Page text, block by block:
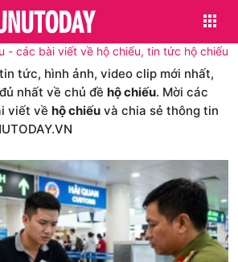
- các bài viết về hộ chiếu, tin tức hộ chiếu
tức, hình ảnh, video clip mới nhất,
nhất về chủ đề hộ chiếu. Mời các
viết về hộ chiếu và chia sẻ thông tin